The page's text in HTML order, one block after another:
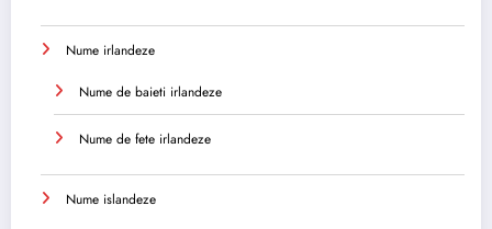
Nume irlandeze
Nume de baieti irlandeze
Nume de fete irlandeze
Nume islandeze